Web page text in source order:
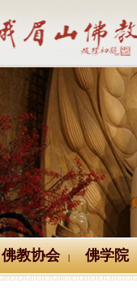
佛教协会 | 佛学院